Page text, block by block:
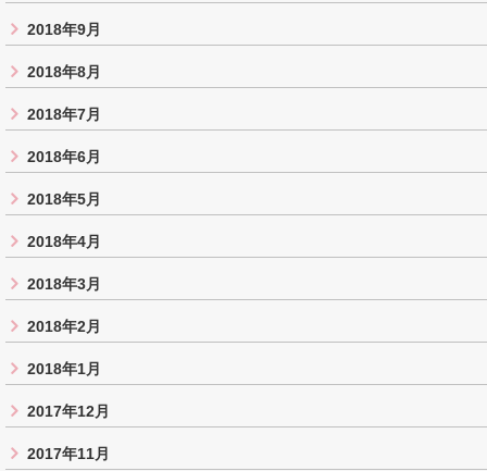
2018年9月
2018年8月
2018年7月
2018年6月
2018年5月
2018年4月
2018年3月
2018年2月
2018年1月
2017年12月
2017年11月